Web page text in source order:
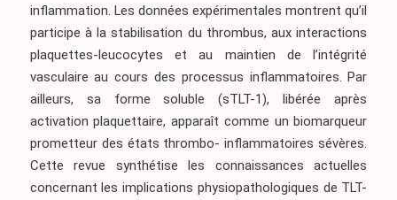
inflammation. Les données expérimentales montrent qu’il
participe à la stabilisation du thrombus, aux interactions
plaquettes-leucocytes et au maintien de l’intégrité
vasculaire au cours des processus inflammatoires. Par
ailleurs, sa forme soluble (sTLT-1), libérée après
activation plaquettaire, apparaît comme un biomarqueur
prometteur des états thrombo- inflammatoires sévères.
Cette revue synthétise les connaissances actuelles
concernant les implications physiopathologiques de TLT-